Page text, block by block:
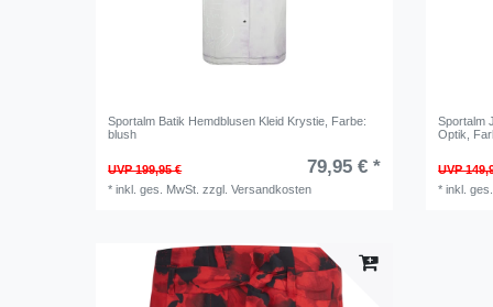
Sportalm Batik Hemdblusen Kleid Krystie , Farbe:
blush
UVP 199,95 € 79,95 € *
*inkl. ges. MwSt. zzgl.Versandkosten
Sportalm
Optik ,
UVP
*inkl.